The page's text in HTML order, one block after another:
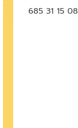
685 31 15 08